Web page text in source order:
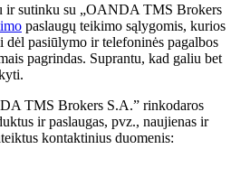
ir sutinku su „OANDA TMS Brokers
paslaugų teikimo sąlygomis, kurios
dėl pasiūlymo ir telefoninės pagalbos
pagrindas. Suprantu, kad galiu bet
TMS Brokers S.A.” rinkodaros
ir paslaugas, pvz., naujienas ir
kontaktinius duomenis: